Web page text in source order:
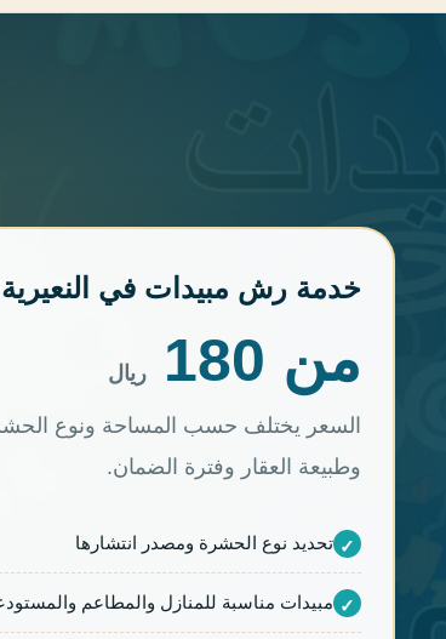
خدمة رش مبيدات في النعيرية
من 180 ريال
السعر يختلف حسب المساحة ونوع
وطبيعة العقار وفترة الضمان.
تحديد نوع الحشرة ومصدر انتشارها
مبيدات مناسبة للمنازل والمطاعم